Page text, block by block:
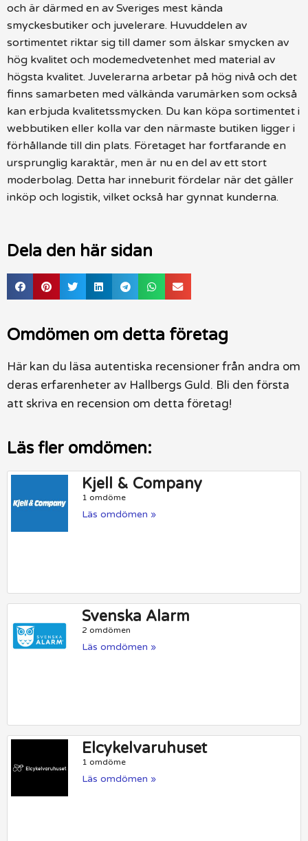
och är därmed en av Sveriges mest kända
smyckesbutiker och juvelerare. Huvuddelen av
sortimentet riktar sig till damer som älskar smycken av
hög kvalitet och modemedvetenhet med material av
högsta kvalitet. Juvelerarna arbetar på hög nivå och det
finns samarbeten med välkända varumärken som också
kan erbjuda kvalitetssmycken. Du kan köpa sortimentet i
webbutiken eller kolla var den närmaste butiken ligger i
förhållande till din plats. Företaget har fortfarande en
ursprunglig karaktär, men är nu en del av ett stort
moderbolag. Detta har inneburit fördelar när det gäller
inköp och logistik, vilket också har gynnat kunderna.
Dela den här sidan
Omdömen om detta företag
Här kan du läsa autentiska recensioner från andra om
deras erfarenheter av Hallbergs Guld. Bli den första
att skriva en recension om detta företag!
Läs fler omdömen:
Kjell & Company
1 omdöme
Läs omdömen »
Svenska Alarm
2 omdömen
Läs omdömen »
Elcykelvaruhuset
1 omdöme
Läs omdömen »